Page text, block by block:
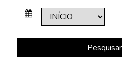
Pesquisar